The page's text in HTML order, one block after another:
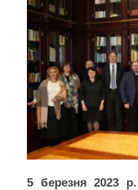
5 березня 2023